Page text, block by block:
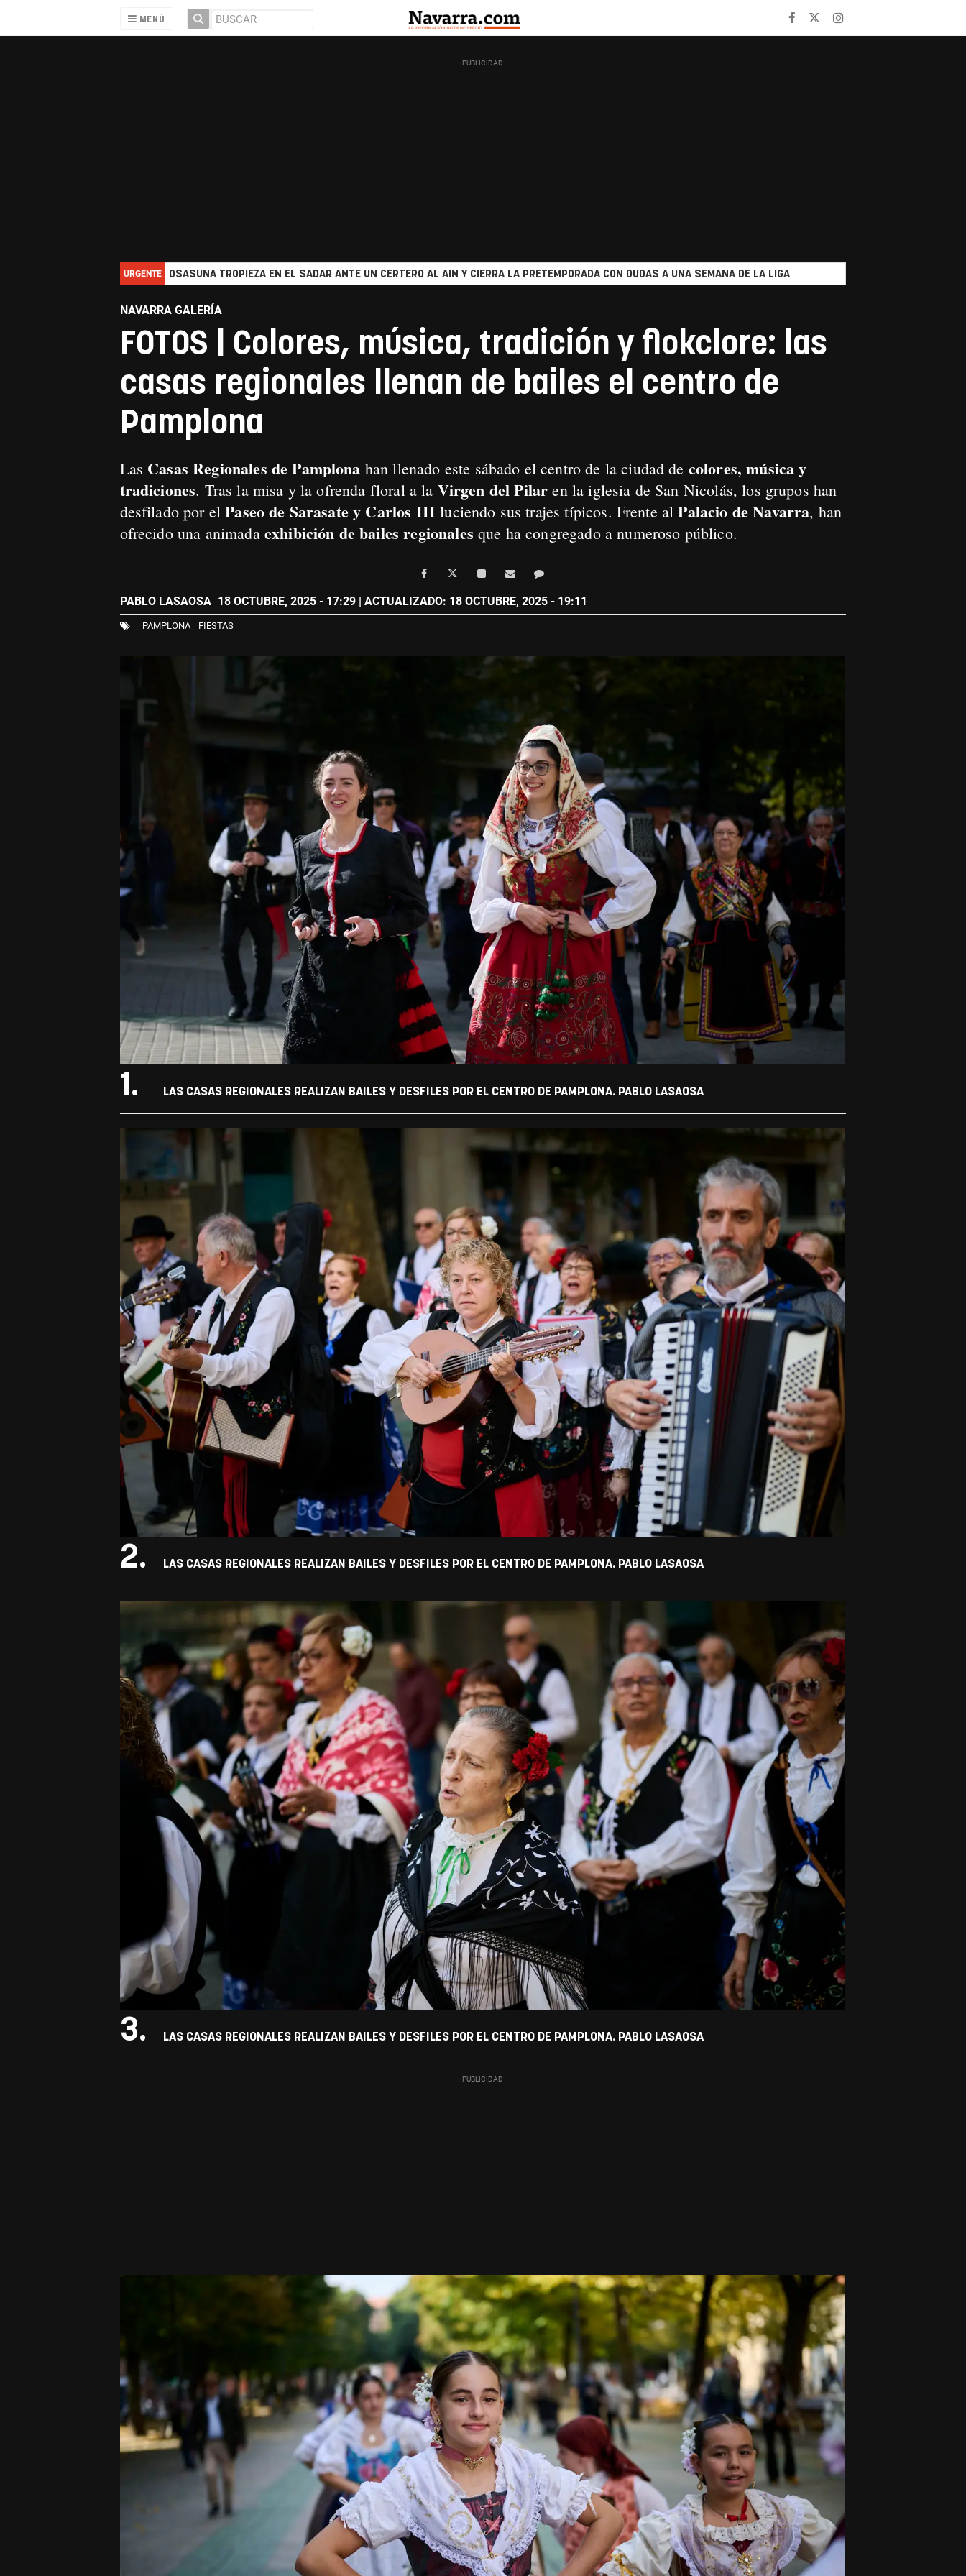
MENÚ
URGENTE OSASUNA TROPIEZA EN EL SADAR ANTE UN CERTERO AL AIN Y CIERRA LA PRETEMPORADA CON DUDAS A UNA SEMANA DE LA LIGA
NAVARRA GALERÍA
FOTOS | Colores, música, tradición y flokclore: las
casas regionales llenan de bailes el centro de
Pamplona
Las Casas Regionales de Pamplona han llenado este sábado el centro de la ciudad de colores, música y
tradiciones. Tras la misa y la ofrenda floral a la Virgen del Pilar en la iglesia de San Nicolás, los grupos han
desfilado por elPaseo de Sarasate y Carlos III luciendo sus trajes típicos. Frente alPalacio de Navarra, han
ofrecido una animada exhibición de bailes regionales que ha congregado a numeroso público.
PABLO LASAOSA 18 OCTUBRE, 2025 - 17:29| ACTUALIZADO: 18 OCTUBRE, 2025 - 19:11
PAMPLONA FIESTAS
1. LAS CASAS REGIONALES REALIZAN BAILES Y DESFILES POR EL CENTRO DE PAMPLONA. PABLO LASAOSA
2. LAS CASAS REGIONALES REALIZAN BAILES Y DESFILES POR EL CENTRO DE PAMPLONA. PABLO LASAOSA
3. LAS CASAS REGIONALES REALIZAN BAILES Y DESFILES POR EL CENTRO DE PAMPLONA. PABLO LASAOSA